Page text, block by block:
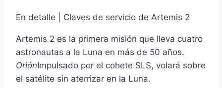
En detalle | Claves de servicio de Artemis 2
Artemis 2 es la primera misión que lleva cuatro
astronautas a la Luna en más de 50 años.
OriónImpulsado por el cohete SLS, volará sobre
el satélite sin aterrizar en la Luna.